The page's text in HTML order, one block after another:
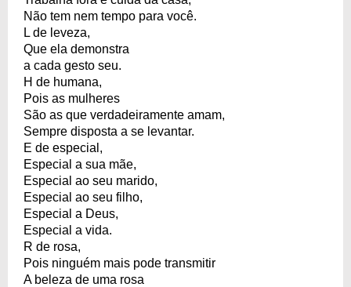
Não tem nem tempo para você.
L de leveza,
Que ela demonstra
a cada gesto seu.
H de humana,
Pois as mulheres
São as que verdadeiramente amam,
Sempre disposta a se levantar.
E de especial,
Especial a sua mãe,
Especial ao seu marido,
Especial ao seu filho,
Especial a Deus,
Especial a vida.
R de rosa,
Pois ninguém mais pode transmitir
A beleza de uma rosa